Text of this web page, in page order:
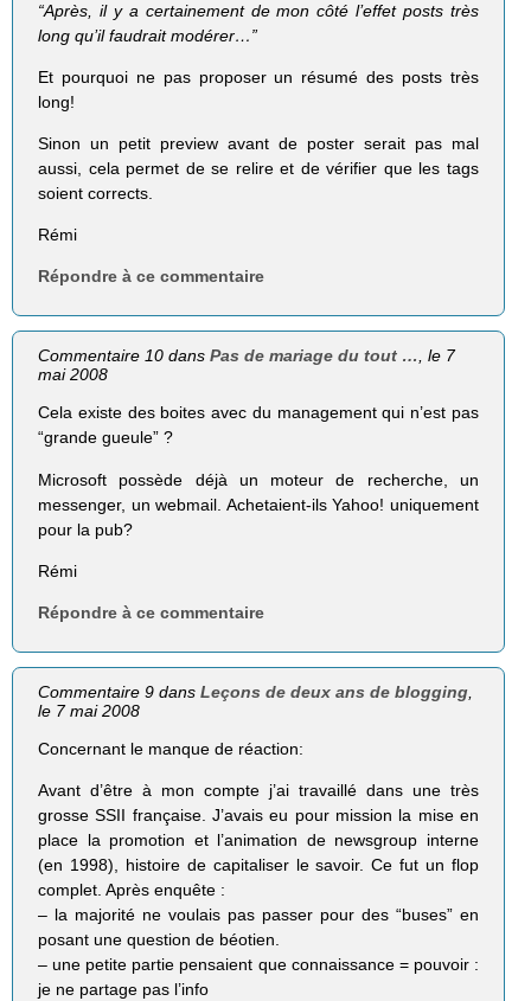
“Après, il y a certainement de mon côté l’effet posts très
long qu’il faudrait modérer…”
Et pourquoi ne pas proposer un résumé des posts très
long!
Sinon un petit preview avant de poster serait pas mal
aussi, cela permet de se relire et de vérifier que les tags
soient corrects.
Rémi
Répondre à ce commentaire
Commentaire 10 dansPas de mariage du tout …, le 7
mai 2008
Cela existe des boites avec du management qui n’est pas
“grande gueule” ?
Microsoft possède déjà un moteur de recherche, un
messenger, un webmail. Achetaient-ils Yahoo! uniquement
pour la pub?
Rémi
Répondre à ce commentaire
Commentaire 9 dansLeçons de deux ans de blogging
le 7 mai 2008
Concernant le manque de réaction:
Avant d’être à mon compte j’ai travaillé dans une très
grosse SSII française. J’avais eu pour mission la mise en
place la promotion et l’animation de newsgroup interne
(en 1998), histoire de capitaliser le savoir. Ce fut un flop
complet. Après enquête :
– la majorité ne voulais pas passer pour des “buses” en
posant une question de béotien.
– une petite partie pensaient que connaissance = pouvoir :
je ne partage pas l’info